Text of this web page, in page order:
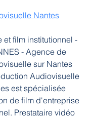
Nantes
et film institutionnel -
- Agence de
sur Nantes
Audiovisuelle
est spécialisée
de film d'entreprise
Prestataire vidéo